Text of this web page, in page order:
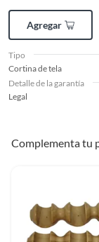
Agregar
Tipo
Cortina de tela
Detalle de la garantía
Legal
Complementa tu